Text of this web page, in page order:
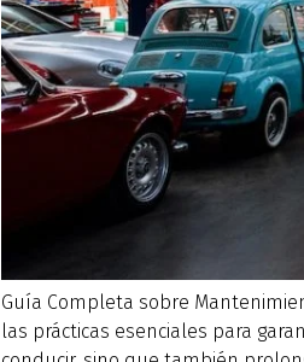
Guía Completa sobre
las prácticas esenciales para